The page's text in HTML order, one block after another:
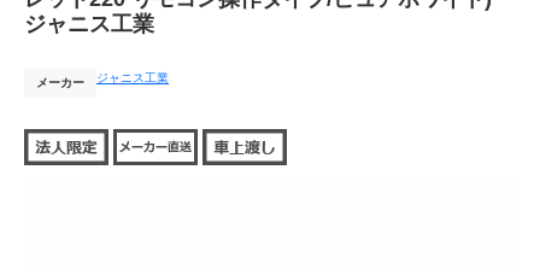
ジャニス工業
メーカー ジャニス工業